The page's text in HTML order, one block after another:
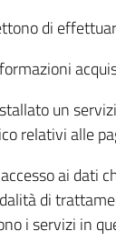
di
un
relativi alle
ai dati
di
i servizi in